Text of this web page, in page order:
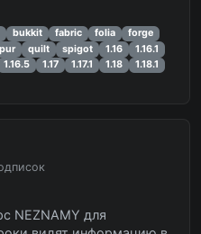
bukkit fabric folia
forge
quilt spigot 1.16
1.16.1
1.16.5 1.17 1.17.1 1.18
1.18.1
NEZNAMY для